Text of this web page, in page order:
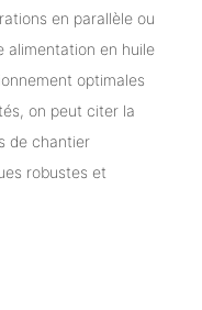
en parallèle ou
alimentation en huile
optimales
on peut citer la
de chantier
robustes et